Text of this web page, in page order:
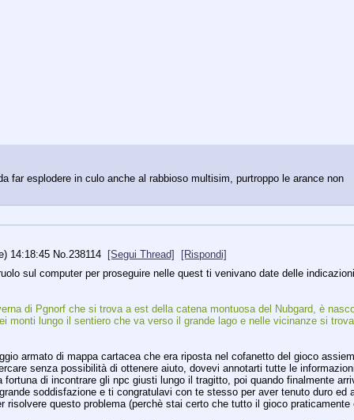
far esplodere in culo anche al rabbioso multisim, purtroppo le arance non
14:18:45 No. 238114 [Segui Thread]
[Rispondi]
sul computer per proseguire nelle quest ti venivano date delle
di Pgnorf che si trova a est della catena montuosa del Nubgard, è
monti lungo il sentiero che va verso il grande lago e nelle vicinanze si
armato di mappa cartacea che era riposta nel cofanetto del gioco
senza possibilità di ottenere aiuto, dovevi annotarti tutte le
fortuna di incontrare gli npc giusti lungo il tragitto, poi quando finalmente
soddisfazione e ti congratulavi con te stesso per aver tenuto duro ed
risolvere questo problema (perchè stai certo che tutto il gioco praticamente